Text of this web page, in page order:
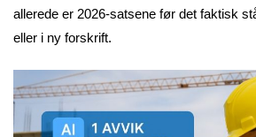
allerede er 2026-satsene før det faktisk
eller i ny forskrift.